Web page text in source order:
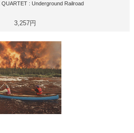
QUARTET : Underground Railroad
3,257円